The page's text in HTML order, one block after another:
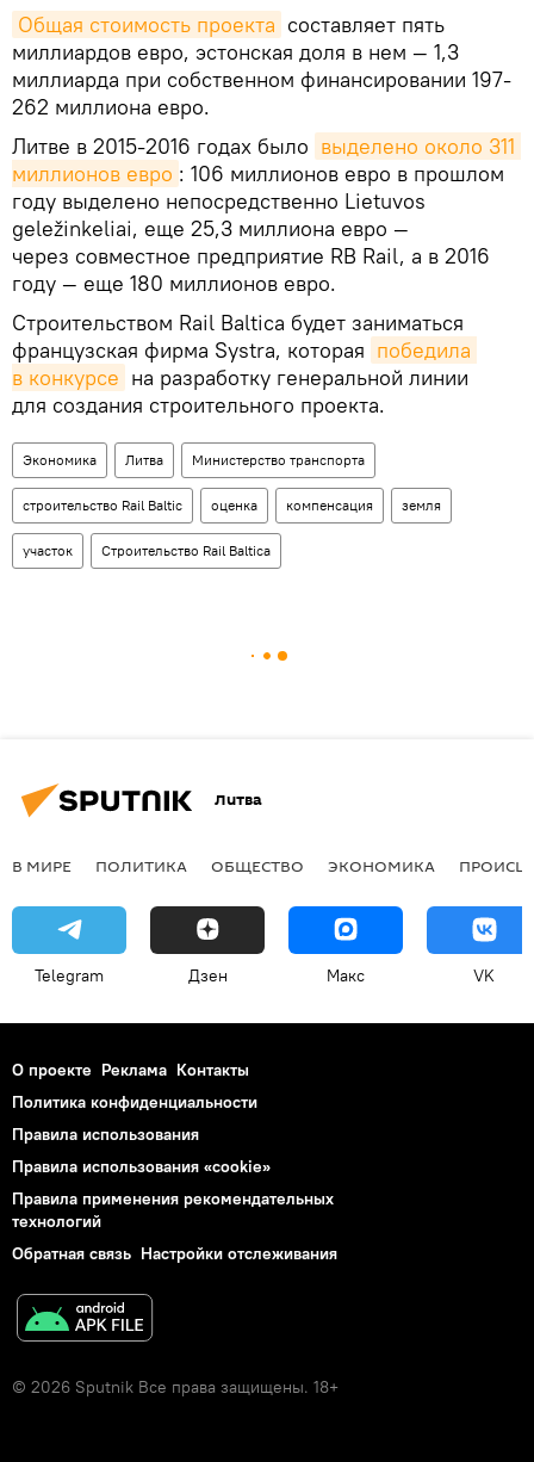
Общая стоимость проекта составляет пять
миллиардов евро, эстонская доля в нем — 1,3
миллиарда при собственном финансировании 197-
262 миллиона евро.
Литве в 2015-2016 годах было выделено около 311
миллионов евро : 106 миллионов евро в прошлом
году выделено непосредственно Lietuvos
geležinkeliai, еще 25,3 миллиона евро —
через совместное предприятие RB Rail, а в 2016
году — еще 180 миллионов евро.
Строительством Rail Baltica будет заниматься
французская фирма Systra, которая победила
в конкурсе на разработку генеральной линии
для создания строительного проекта.
Экономика Литва Министерство транспорта
строительство Rail Baltic оценка компенсация земля
участок Строительство Rail Baltica
Литва
В МИРЕ ПОЛИТИКА ОБЩЕСТВО ЭКОНОМИКА
Telegram Дзен Макс VK
О проекте Реклама Контакты
Политика конфиденциальности
Правила использования
Правила использования «cookie»
Правила применения рекомендательных
технологий
Обратная связь Настройки отслеживания
© 2026 Sputnik Все права защищены. 18+